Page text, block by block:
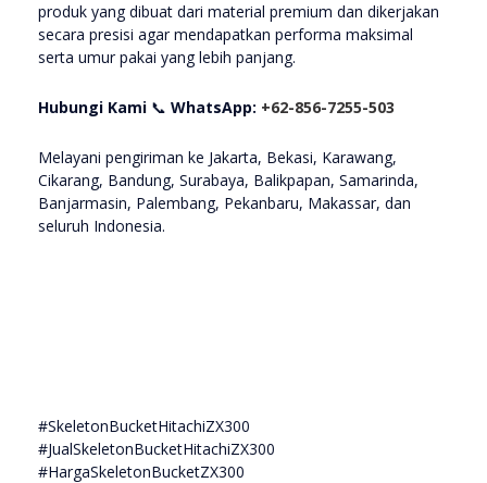
produk yang dibuat dari material premium dan dikerjakan
secara presisi agar mendapatkan performa maksimal
serta umur pakai yang lebih panjang.
Hubungi Kami 📞 WhatsApp: +62-856-7255-503
Melayani pengiriman ke Jakarta, Bekasi, Karawang,
Cikarang, Bandung, Surabaya, Balikpapan, Samarinda,
Banjarmasin, Palembang, Pekanbaru, Makassar, dan
seluruh Indonesia.
#SkeletonBucketHitachiZX300
#JualSkeletonBucketHitachiZX300
#HargaSkeletonBucketZX300